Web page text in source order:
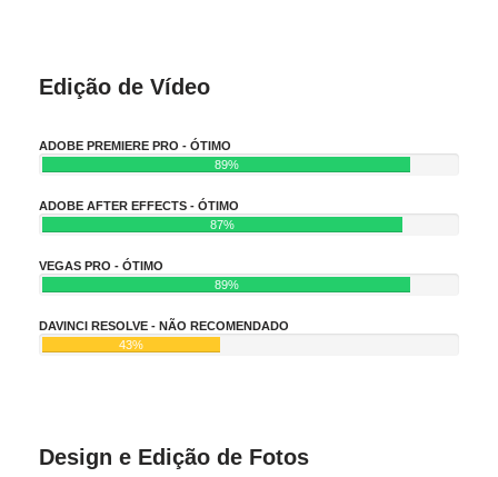
Edição de Vídeo
ADOBE PREMIERE PRO - ÓTIMO
89%
ADOBE AFTER EFFECTS - ÓTIMO
87%
VEGAS PRO - ÓTIMO
89%
DAVINCI RESOLVE - NÃO RECOMENDADO
43%
Design e Edição de Fotos